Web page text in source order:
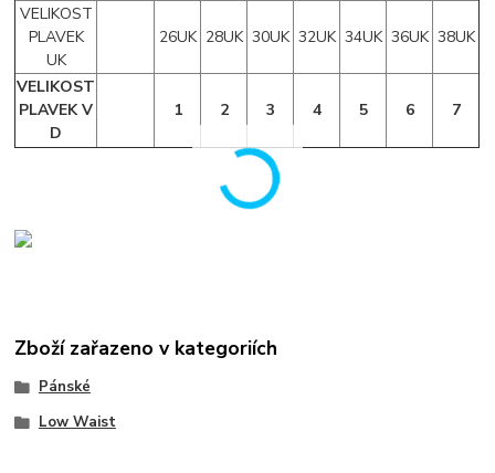
VELIKOST
PLAVEK
UK
26UK 28UK 30UK 32UK 34UK 36UK 38UK
VELIKOST
PLAVEK V
D
1 2 3 4 5 6 7
Zboží zařazeno v kategoriích
Pánské
Low Waist